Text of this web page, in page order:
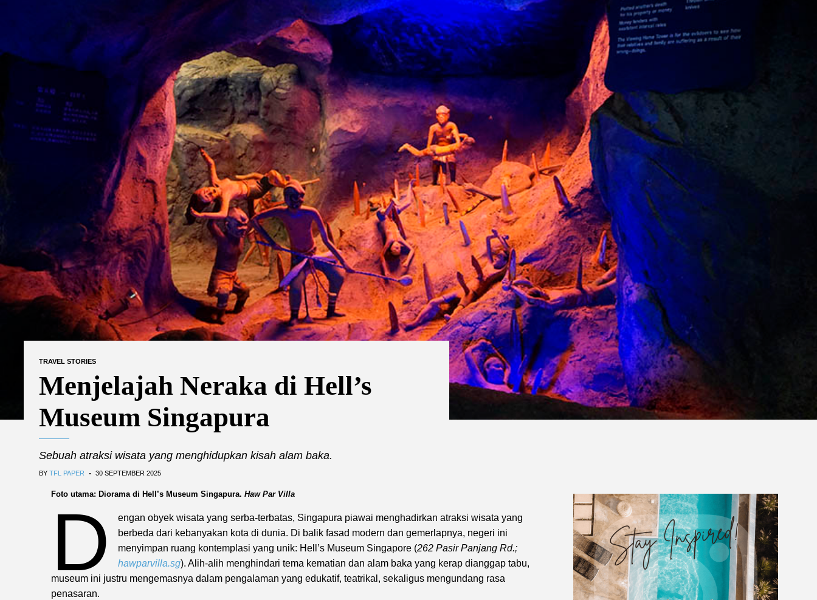
TRAVEL STORIES
Menjelajah Neraka di Hell’s
Museum Singapura
Sebuah atraksi wisata yang menghidupkan kisah alam baka.
BY TFL PAPER . 30 SEPTEMBER 2025
Foto utama: Diorama di Hell’s Museum Singapura. Haw Par Villa
D
engan obyek wisata yang serba-terbatas, Singapura piawai menghadirkan atraksi wisata yang
berbeda dari kebanyakan kota di dunia. Di balik fasad modern dan gemerlapnya, negeri ini
menyimpan ruang kontemplasi yang unik: Hell’s Museum Singapore (262 Pasir Panjang Rd.;
hawparvilla.sg). Alih-alih menghindari tema kematian dan alam baka yang kerap dianggap tabu,
museum ini justru mengemasnya dalam pengalaman yang edukatif, teatrikal, sekaligus mengundang rasa
penasaran.